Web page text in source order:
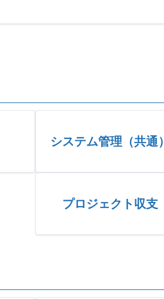
システム管理（共通）
プロジェクト収支